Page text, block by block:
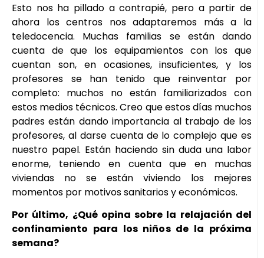
Esto nos ha pillado a contrapié, pero a partir de
ahora los centros nos adaptaremos más a la
teledocencia. Muchas familias se están dando
cuenta de que los equipamientos con los que
cuentan son, en ocasiones, insuficientes, y los
profesores se han tenido que reinventar por
completo: muchos no están familiarizados con
estos medios técnicos. Creo que estos días muchos
padres están dando importancia al trabajo de los
profesores, al darse cuenta de lo complejo que es
nuestro papel. Están haciendo sin duda una labor
enorme, teniendo en cuenta que en muchas
viviendas no se están viviendo los mejores
momentos por motivos sanitarios y económicos.
Por último, ¿Qué opina sobre la relajación del
confinamiento para los niños de la próxima
semana?